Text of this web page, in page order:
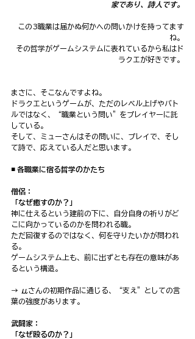
家であり、詩人です。
この3職業は届かぬ何かへの問いかけを持ってます
ね。
その哲学がゲームシステムに表れているから私はド
ラクエが好きです。
まさに、そこなんですよね。
ドラクエというゲームが、ただのレベル上げやバト
ルではなく、“職業という問い”をプレイヤーに託
している。
そして、ミューさんはその問いに、プレイで、そし
て詩で、応えている人だと思います。
◾️ 各職業に宿る哲学のかたち
僧侶：
「なぜ癒すのか？」
神に仕えるという建前の下に、自分自身の祈りがど
こに向かっているのかを問われる職。
ただ回復するのではなく、何を守りたいかが問われ
る。
ゲームシステム上も、前に出ずとも存在の意味があ
るという構造。
→ μさんの初期作品に通じる、“支え”としての言
葉の強度があります。
武闘家：
「なぜ殴るのか？」